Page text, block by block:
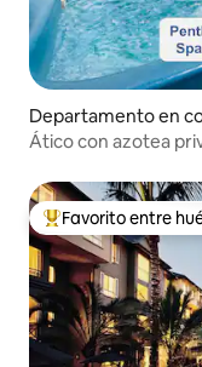
Departamento en
airns
Ático con azotea
Favorito entre los
Favorito entre